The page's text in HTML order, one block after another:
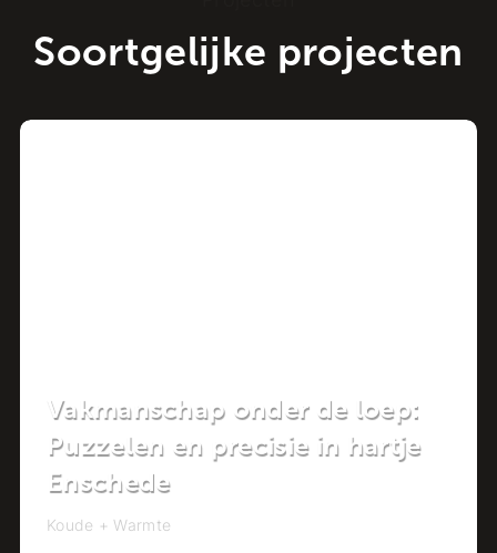
Soortgelijke projecten
Vakmanschap onder de loep:
Puzzelen en precisie in hartje
Enschede
Koude + Warmte